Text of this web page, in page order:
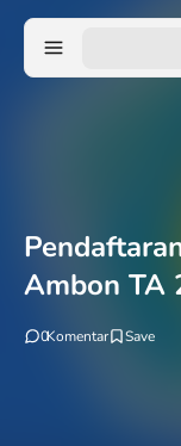
Ambon TA
0Komentar